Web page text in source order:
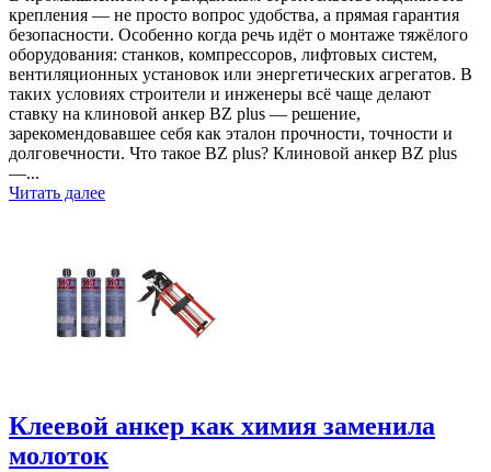
крепления — не просто вопрос удобства, а прямая гарантия
безопасности. Особенно когда речь идёт о монтаже тяжёлого
оборудования: станков, компрессоров, лифтовых систем,
вентиляционных установок или энергетических агрегатов. В
таких условиях строители и инженеры всё чаще делают
ставку на клиновой анкер BZ plus — решение,
зарекомендовавшее себя как эталон прочности, точности и
долговечности. Что такое BZ plus? Клиновой анкер BZ plus
—...
Читать далее
Клеевой анкер как химия заменила
молоток